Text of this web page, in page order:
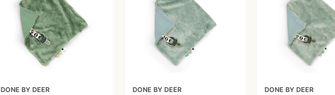
DONE BY DEER DONE BY DEER DONE BY DEER